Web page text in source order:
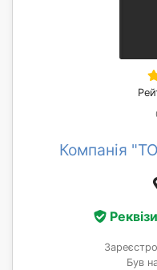
Компанія
Був